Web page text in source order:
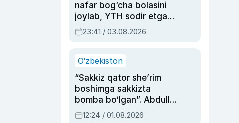
nafar bog‘cha bolasini
joylab, YTH sodir etgan
ayolga sud hukmi o‘qildi
23:41 / 03.08.2026
O‘zbekiston
“Sakkiz qator she’rim
boshimga sakkizta
bomba bo‘lgan”. Abdulla
Oripovni siyosiy
12:24 / 01.08.2026